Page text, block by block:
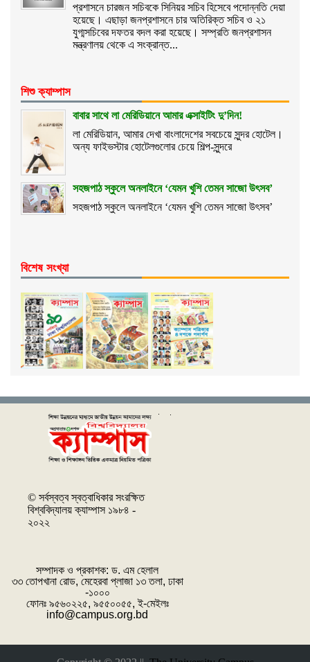
প্রশাসনে চারজন সচিবকে সিনিয়র সচিব হিসেবে পদোন্নতি দেয়া
হয়েছে। এছাড়া জনপ্রশাসনে চার অতিরিক্ত সচিব ও ২১
যুগ্মসচিবের দফতর বদল করা হয়েছে। সম্প্রতি জনপ্রশাসন
মন্ত্রণালয় থেকে এ সংক্রান্ত...
শিশু ক্যাম্পাস
বাবার সাথে লা মেরিডিয়ানে আমার এক্সাইটিং দু’দিন!
লা মেরিডিয়ান, আমার দেখা বাংলাদেশের সবচেয়ে সুন্দর হোটেল।
অন্য ফাইভস্টার হোটেলগুলোর চেয়ে শিল্প-সুন্দরে
সহজপাঠ স্কুলে অনলাইনে ‘যেমন খুশি তেমন সাজো উৎসব’
সহজপাঠ স্কুলে অনলাইনে ‘যেমন খুশি তেমন সাজো উৎসব’
বিশেষ সংখ্যা
© সর্বস্বত্ব স্বত্বাধিকার সংরক্ষিত
বিশ্ববিদ্যালয় ক্যাম্পাস ১৯৮৪ -
২০২২
সম্পাদক ও প্রকাশক: ‌ড. এম হেলাল
৩৩ তোপখানা রোড, মেহেরবা প্লাজা ১৩ তলা, ঢাকা
-১০০০
ফোনঃ ৯৫৬০২২৫, ৯৫৫০০৫৫, ই-মেইলঃ
info@campus.org.bd